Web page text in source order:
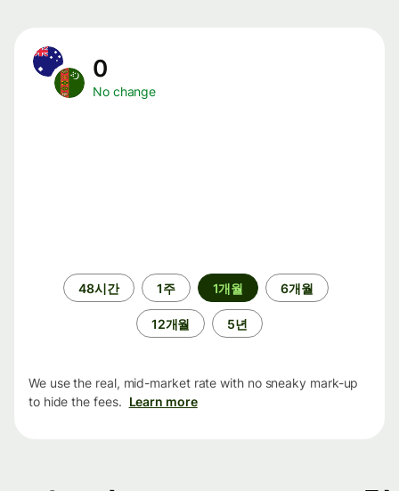
0
No change
48시간 1주 1개월 6개월
12개월 5년
We use the real, mid-market rate with no sneaky mark-up
to hide the fees. Learn more